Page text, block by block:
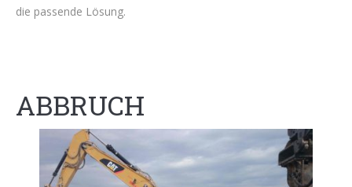
die passende Lösung.
ABBRUCH